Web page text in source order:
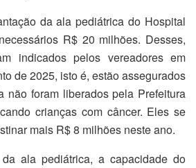
da ala pediátrica do Hospital
R$ 20 milhões. Desses,
indicados pelos vereadores em
de 2025, isto é, estão assegurados
não foram liberados pela Prefeitura
crianças com câncer. Eles se
mais R$ 8 milhões neste ano.
ala pediátrica, a capacidade do